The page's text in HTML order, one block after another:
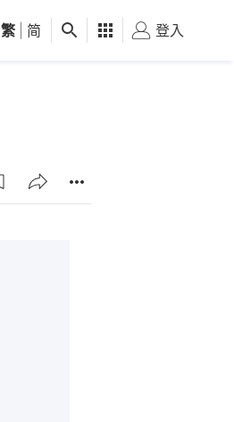
觀點 健康 好食玩飛
繁 简 登入